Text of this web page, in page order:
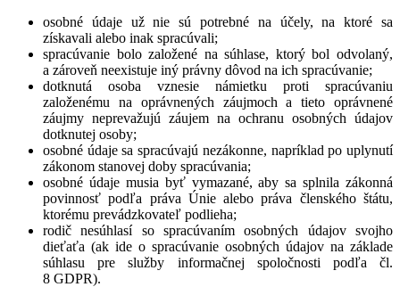
osobné údaje už nie sú potrebné na účely, na ktoré sa
získavali alebo inak spracúvali;
spracúvanie bolo založené na súhlase, ktorý bol odvolaný,
a zároveň neexistuje iný právny dôvod na ich spracúvanie;
dotknutá osoba vznesie námietku proti spracúvaniu
založenému na oprávnených záujmoch a tieto oprávnené
záujmy neprevažujú záujem na ochranu osobných údajov
dotknutej osoby;
osobné údaje sa spracúvajú nezákonne, napríklad po uplynutí
zákonom stanovej doby spracúvania;
osobné údaje musia byť vymazané, aby sa splnila zákonná
povinnosť podľa práva Únie alebo práva členského štátu,
ktorému prevádzkovateľ podlieha;
rodič nesúhlasí so spracúvaním osobných údajov svojho
dieťaťa (ak ide o spracúvanie osobných údajov na základe
súhlasu pre služby informačnej spoločnosti podľa čl.
8 GDPR).